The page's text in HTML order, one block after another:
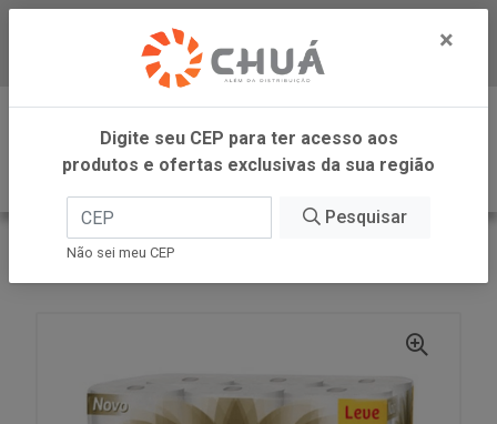
Baixe já nosso APP
0
INÍCIO
SUZANO - NEVE
×
Digite seu CEP para ter acesso aos
produtos e ofertas exclusivas da sua região
Pesquisar
Não sei meu CEP